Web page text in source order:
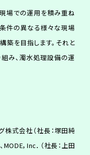
場での運用を積み重ね
件の異なる様々な現場
築を目指します。それと
み、濁水処理設備の運
株式会社（社長：塚田純
，Inc．（社長：上田